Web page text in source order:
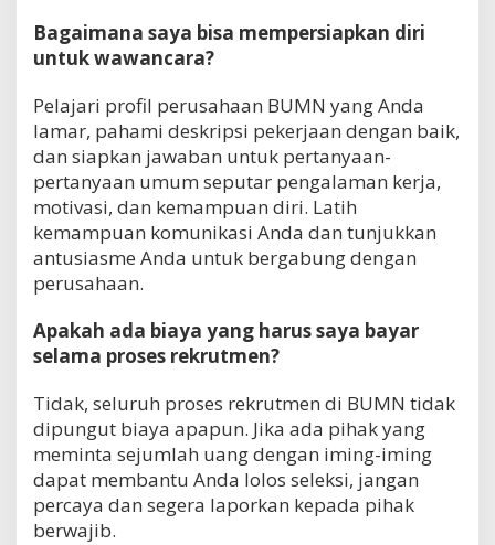
Bagaimana saya bisa mempersiapkan diri
untuk wawancara?
Pelajari profil perusahaan BUMN yang Anda
lamar, pahami deskripsi pekerjaan dengan baik,
dan siapkan jawaban untuk pertanyaan-
pertanyaan umum seputar pengalaman kerja,
motivasi, dan kemampuan diri. Latih
kemampuan komunikasi Anda dan tunjukkan
antusiasme Anda untuk bergabung dengan
perusahaan.
Apakah ada biaya yang harus saya bayar
selama proses rekrutmen?
Tidak, seluruh proses rekrutmen di BUMN tidak
dipungut biaya apapun. Jika ada pihak yang
meminta sejumlah uang dengan iming-iming
dapat membantu Anda lolos seleksi, jangan
percaya dan segera laporkan kepada pihak
berwajib.